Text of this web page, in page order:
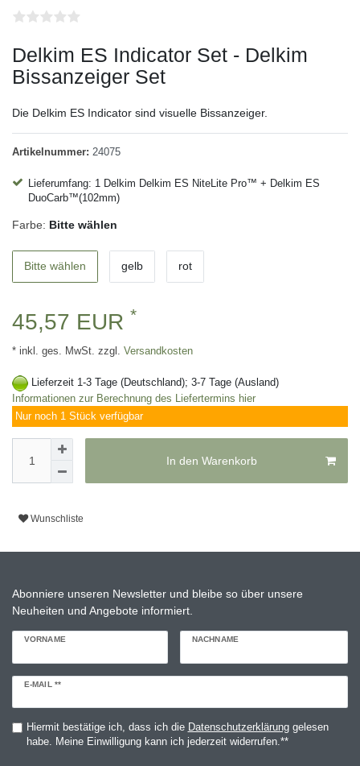
Delkim ES Indicator Set - Delkim
Bissanzeiger Set
Die Delkim ES Indicator sind visuelle Bissanzeiger.
Artikelnummer: 24075
Lieferumfang: 1 Delkim Delkim ES NiteLite Pro™ + Delkim ES
DuoCarb™(102mm)
Farbe: Bitte wählen
Bitte wählen gelb rot
45,57 EUR *
* inkl. ges. MwSt. zzgl. Versandkosten
Lieferzeit 1-3 Tage (Deutschland); 3-7 Tage (Ausland)
Informationen zur Berechnung des Liefertermins hier
Nur noch 1 Stück verfügbar
In den Warenkorb
Wunschliste
Abonniere unseren Newsletter und bleibe so über unsere
Neuheiten und Angebote informiert.
VORNAME NACHNAME
E-MAIL **
Newsletter
Hiermit bestätige ich, dass ich die Daten­schutz­erklärunggelesen
habe. Meine Einwilligung kann ich jederzeit widerrufen.**